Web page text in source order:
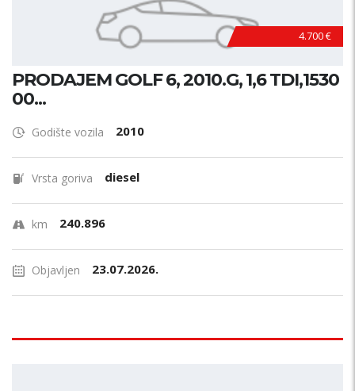
4.700 €
PRODAJEM GOLF 6, 2010.G, 1,6 TDI,1530
00...
Godište vozila 2010
Vrsta goriva diesel
km 240.896
Objavljen 23.07.2026.